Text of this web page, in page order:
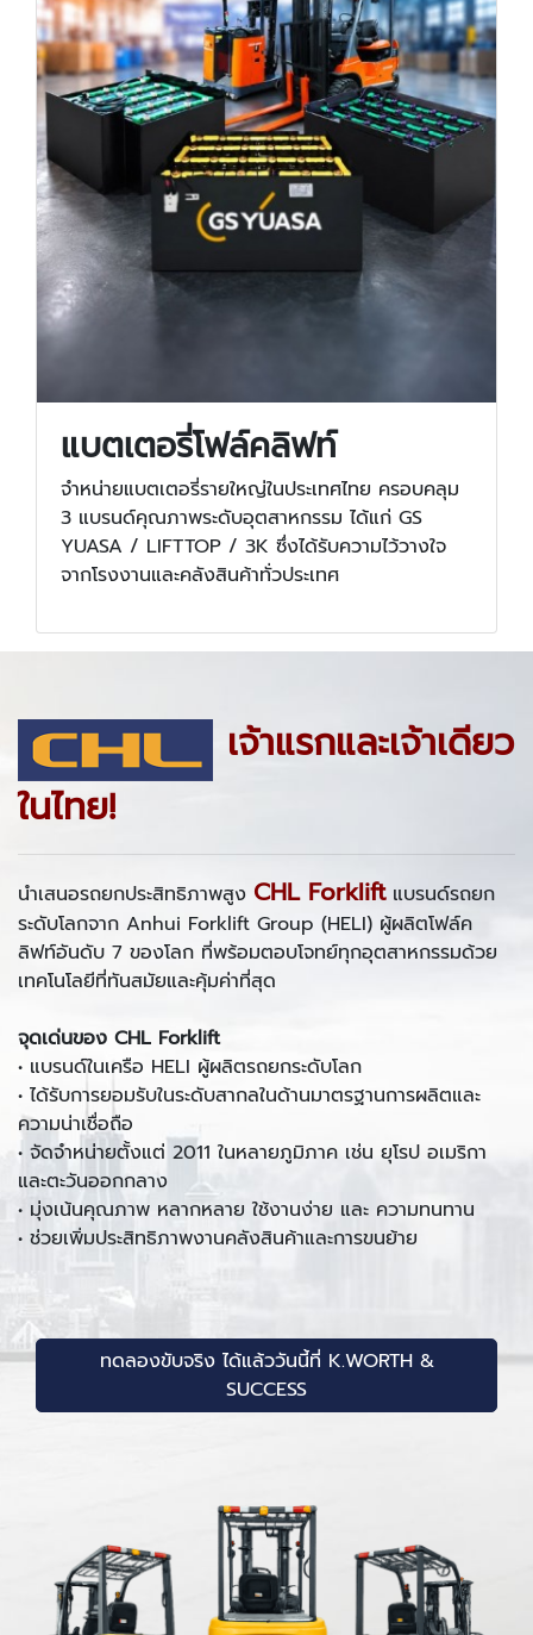
แบตเตอรี่โฟล์คลิฟท์
จำหน่ายแบตเตอรี่รายใหญ่ในประเทศไทย ครอบคลุม
3 แบรนด์คุณภาพระดับอุตสาหกรรม ได้แก่ GS
YUASA / LIFTTOP / 3K ซึ่งได้รับความไว้วางใจ
จากโรงงานและคลังสินค้าทั่วประเทศ
เจ้าแรกและเจ้าเดียว
ในไทย!
นำเสนอรถยกประสิทธิภาพสูง CHL Forkliftแบรนด์รถยก
ระดับโลกจาก Anhui Forklift Group (HELI) ผู้ผลิตโฟล์ค
ลิฟท์อันดับ 7 ของโลก ที่พร้อมตอบโจทย์ทุกอุตสาหกรรมด้วย
เทคโนโลยีที่ทันสมัยและคุ้มค่าที่สุด
จุดเด่นของ CHL Forklift
• แบรนด์ในเครือ HELI ผู้ผลิตรถยกระดับโลก
• ได้รับการยอมรับในระดับสากลในด้านมาตรฐานการผลิตและ
ความน่าเชื่อถือ
• จัดจำหน่ายตั้งแต่ 2011 ในหลายภูมิภาค เช่น ยุโรป อเมริกา
และตะวันออกกลาง
• มุ่งเน้นคุณภาพ หลากหลาย ใช้งานง่าย และ ความทนทาน
• ช่วยเพิ่มประสิทธิภาพงานคลังสินค้าและการขนย้าย
ทดลองขับจริง ได้แล้ววันนี้ที่ K.WORTH &
SUCCESS